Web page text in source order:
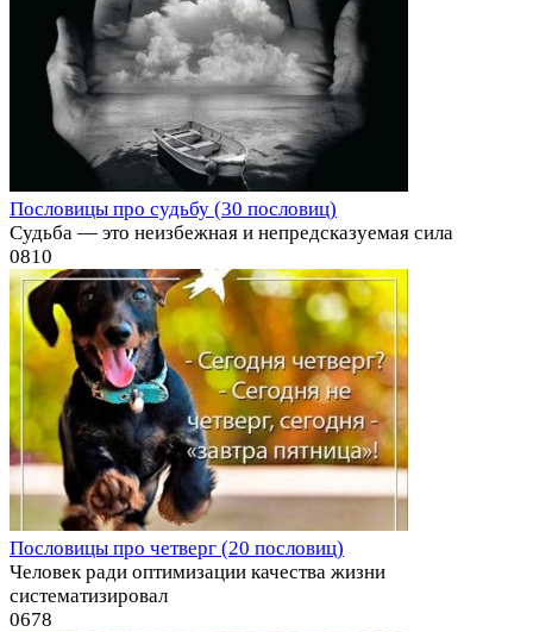
Пословицы про судьбу (30 пословиц)
Судьба — это неизбежная и непредсказуемая сила
0810
Пословицы про четверг (20 пословиц)
Человек ради оптимизации качества жизни
систематизировал
0678